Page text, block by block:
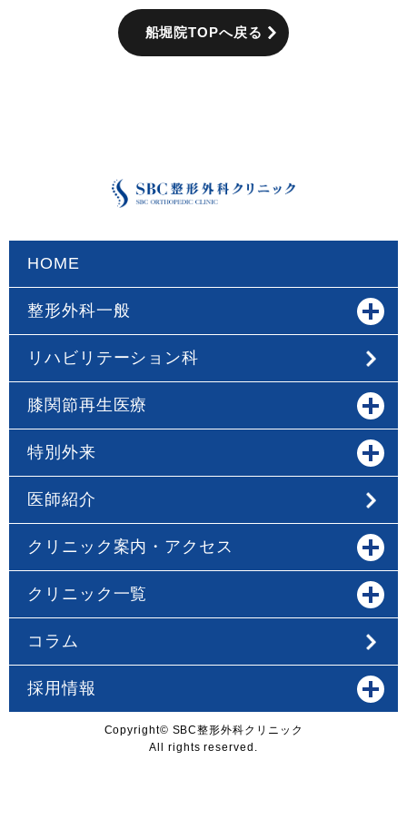
船堀院TOPへ戻る
HOME
整形外科一般
リハビリテーション科
膝関節再生医療
特別外来
医師紹介
クリニック案内・アクセス
クリニック一覧
コラム
採用情報
Copyright© SBC整形外科クリニック
All rights reserved.